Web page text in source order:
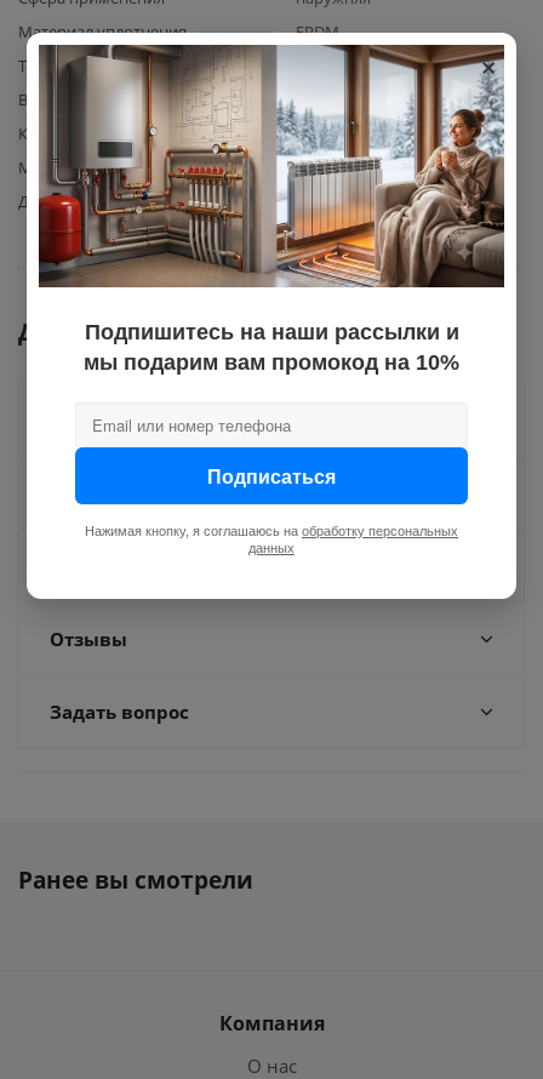
Материал уплотнения
EPDM
Толщина стенки
Вид элемента
труба канализационная
Количество в упаковке
10
Материал изготовления
полипропилен
Диаметр
160
Документы
Как купить
Оплата
Отзывы
Задать вопрос
Ранее вы смотрели
Компания
О нас
×
Подпишитесь на наши рассылки и
мы подарим вам промокод на 10%
Подписаться
Нажимая кнопку, я соглашаюсь на обработку персональных
данных